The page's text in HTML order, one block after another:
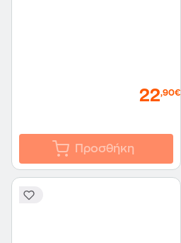
22,90€
Προσθήκη